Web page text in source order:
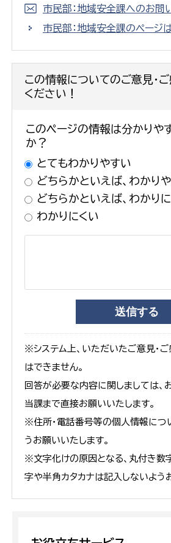
市民部：地域安全課へのお問
市民部：地域安全課のページ
この情報についてのご意見・
ください！
このページの情報は分かりや
か？
とてもわかりやすい
どちらかといえば、わかり
どちらかといえば、わかり
わかりにくい
※システム上、いただいたご意見・
はできません。
回答が必要な内容に関しましては、
当課まで直接お願いいたします。
※住所・電話番号等の個人情報につ
うお願いいたします。
※文字化けの原因となる、丸付き数
字や半角カタカナは記入しないよう